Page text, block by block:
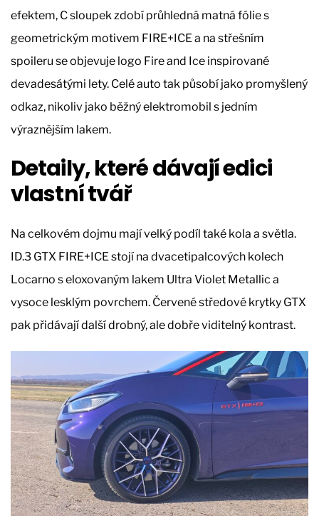
efektem, C sloupek zdobí průhledná matná fólie s
geometrickým motivem FIRE+ICE a na střešním
spoileru se objevuje logo Fire and Ice inspirované
devadesátými lety. Celé auto tak působí jako promyšlený
odkaz, nikoliv jako běžný elektromobil s jedním
výraznějším lakem.
Detaily, které dávají edici
vlastní tvář
Na celkovém dojmu mají velký podíl také kola a světla.
ID.3 GTX FIRE+ICE stojí na dvacetipalcových kolech
Locarno s eloxovaným lakem Ultra Violet Metallic a
vysoce lesklým povrchem. Červené středové krytky GTX
pak přidávají další drobný, ale dobře viditelný kontrast.